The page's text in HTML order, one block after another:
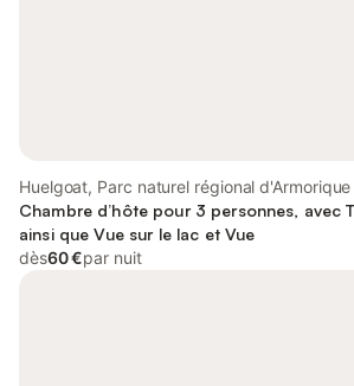
Huelgoat, Parc naturel régional d'Armorique
Chambre d’hôte pour 3 personnes, avec
ainsi que Vue sur le lac et Vue
dès60 €par nuit